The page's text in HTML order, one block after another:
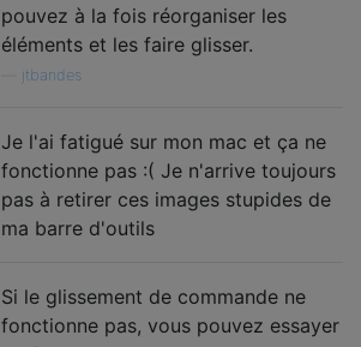
pouvez à la fois réorganiser les
éléments et les faire glisser.
jtbandes
Je l'ai fatigué sur mon mac et ça ne
fonctionne pas :( Je n'arrive toujours
pas à retirer ces images stupides de
ma barre d'outils
Si le glissement de commande ne
fonctionne pas, vous pouvez essayer